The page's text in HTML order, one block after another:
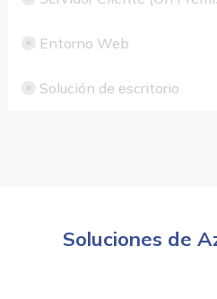
Entorno Web
Solución de escritorio
Soluciones de